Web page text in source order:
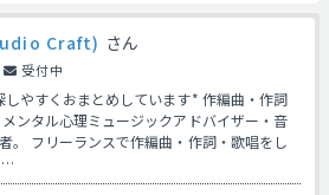
Craft) さん
受付中
やすくおまとめしています* 作編曲・作詞
ンタル心理ミュージックアドバイザー・音
。 フリーランスで作編曲・作詞・歌唱をし
…